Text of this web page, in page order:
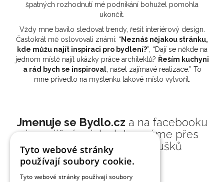
špatných rozhodnutí mé podnikání bohužel pomohla
ukončit.
Vždy mne bavilo sledovat trendy, řešit interiérový design.
Častokrát mě oslovovali známí: “Neznáš nějakou stránku,
kde můžu najít inspiraci pro bydlení?”, “Dají se někde na
jednom místě najít ukázky práce architektů? Řeším kuchyni
a rád bych se inspiroval, našel zajímavé realizace.” To
mne přivedlo na myšlenku takové místo vytvořit.
Jmenuje se Bydlo.cz a na facebooku
jsme již více jak 7let a máme přes
200 000 aktivních fanoušků
Tyto webové stránky
používají soubory cookie.
Tyto webové stránky používají soubory